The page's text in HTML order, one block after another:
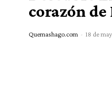
corazón
Quemashago.com - 18 de